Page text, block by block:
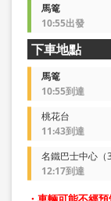
馬篭
10:55出發
下車地點
馬篭
10:55到達
桃花台
11:43到達
名鐵巴士中心（
12:17到達